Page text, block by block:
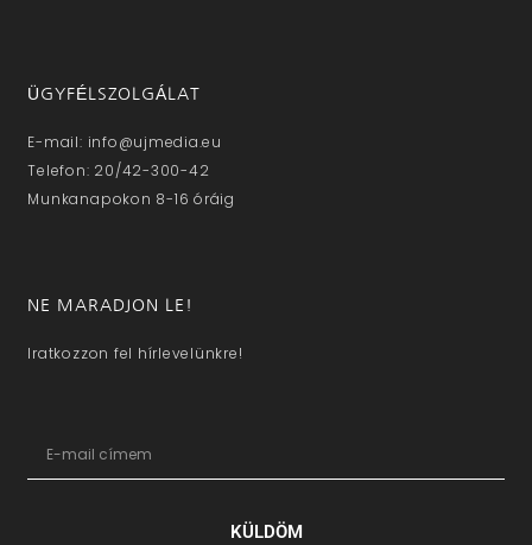
ÜGYFÉLSZOLGÁLAT
E-mail: info@ujmedia.eu
Telefon: 20/42-300-42
Munkanapokon 8-16 óráig
NE MARADJON LE!
Iratkozzon fel hírlevelünkre!
KÜLDÖM